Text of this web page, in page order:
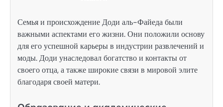
Семья и происхождение Доди аль-Файеда были
важными аспектами его жизни. Они положили основу
для его успешной карьеры в индустрии развлечений и
моды. Доди унаследовал богатство и контакты от
своего отца, а также широкие связи в мировой элите
благодаря своей матери.